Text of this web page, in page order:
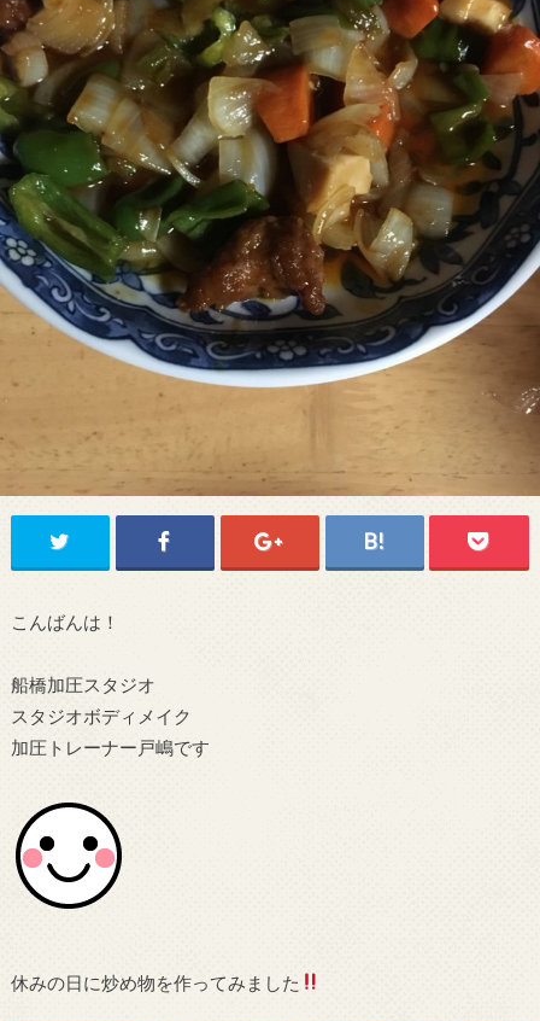
こんばんは！
船橋加圧スタジオ
スタジオボディメイク
加圧トレーナー戸嶋です
休みの日に炒め物を作ってみました